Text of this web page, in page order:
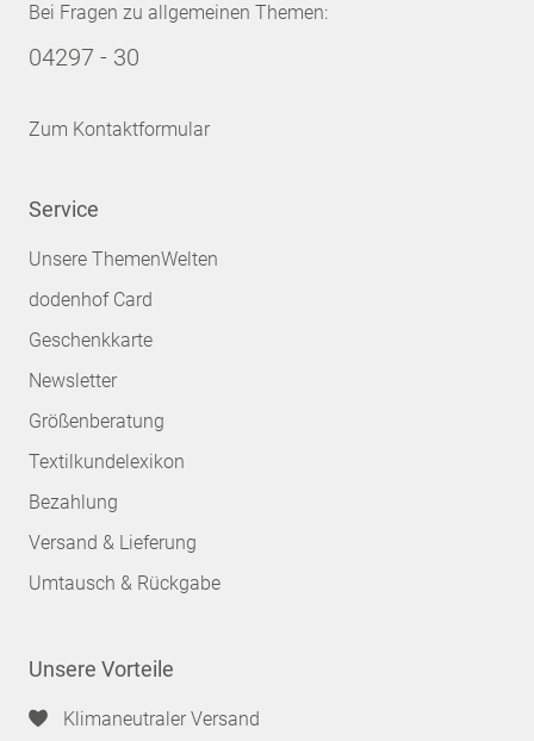
Bei Fragen zu allgemeinen Themen:
04297 - 30
Zum Kontaktformular
Service
Unsere ThemenWelten
dodenhof Card
Geschenkkarte
Newsletter
Größenberatung
Textilkundelexikon
Bezahlung
Versand & Lieferung
Umtausch & Rückgabe
Unsere Vorteile
Klimaneutraler Versand